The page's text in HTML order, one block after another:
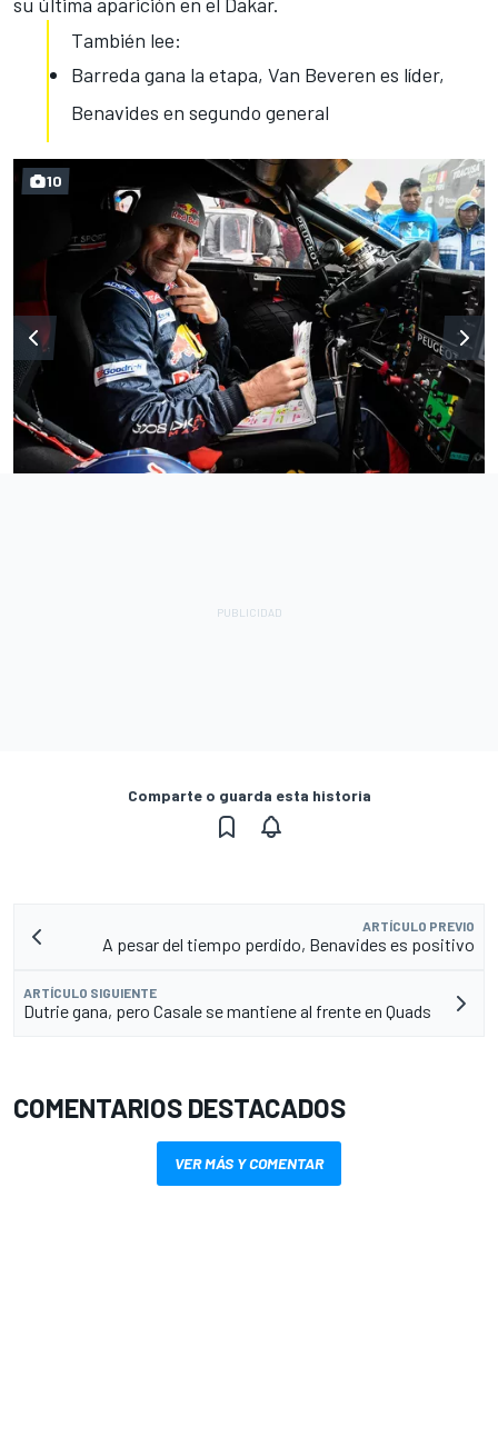
También lee:
Barreda gana la etapa, Van Beveren es líder,
Benavides en segundo general
10
Comparte o guarda esta historia
ARTÍCULO PREVIO
A pesar del tiempo perdido, Benavides es positivo
ARTÍCULO SIGUIENTE
Dutrie gana, pero Casale se mantiene al frente en Quads
COMENTARIOS DESTACADOS
VER MÁS Y COMENTAR